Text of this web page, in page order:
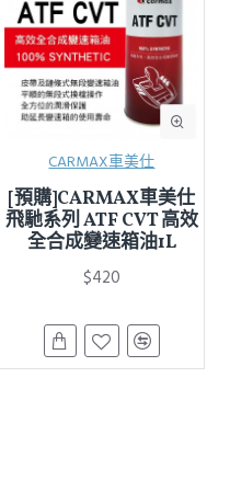
CARMAX車美仕
[預購]CARMAX車美仕
飛馳系列 ATF CVT 高效
全合成變速箱油1L
$420